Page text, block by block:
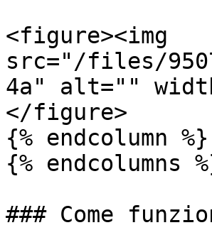
<figure><img
src="/files/
4a" alt=""
</figure>
{% endcolumn %}
{% endcolumns
### Come